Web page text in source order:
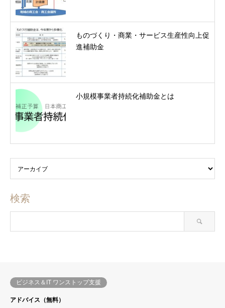
ものづくり・商業・サービス生産性向上促
進補助金
小規模事業者持続化補助金とは
検索
ビジネス＆IT ワンストップ支援
アドバイス（無料）